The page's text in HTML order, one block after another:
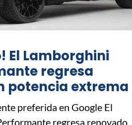
El Lamborghini
regresa
potencia extrema
preferida en Google El
regresa renovado